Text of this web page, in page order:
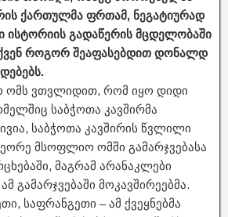
ქართულმა ფრთამ, ნეგატიურად
ისტორიის გადაწერის მცდელობაში
როგორ შეაფასებდით დონალდ
ომს ვთვლიდით, რომ იყო დიდი
საბჭოთა კავშირმა
საბჭოთა კავშირის წვლილი
მსოფლიო ომში გამარჯვებასა
მაგრამ არანაკლები
გამარჯვებაში მოკავშირეებმა.
საფრანგეთი – ამ ქვეყნებმა